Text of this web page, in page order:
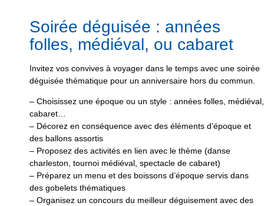
Soirée déguisée : années
folles, médiéval, ou cabaret
Invitez vos convives à voyager dans le temps avec une soirée
déguisée thématique pour un anniversaire hors du commun.
– Choisissez une époque ou un style : années folles, médiéval,
cabaret…
– Décorez en conséquence avec des éléments d’époque et
des ballons assortis
– Proposez des activités en lien avec le thème (danse
charleston, tournoi médiéval, spectacle de cabaret)
– Préparez un menu et des boissons d’époque servis dans
des gobelets thématiques
– Organisez un concours du meilleur déguisement avec des